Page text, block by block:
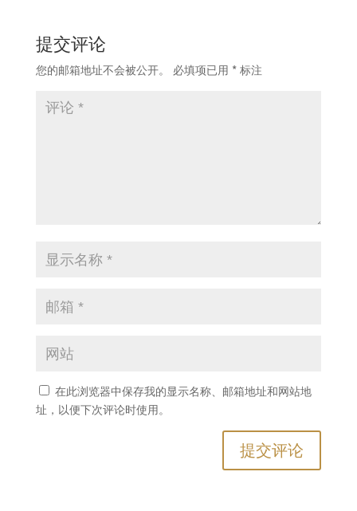
提交评论
您的邮箱地址不会被公开。 必填项已用 *标注
在此浏览器中保存我的显示名称、邮箱地址和网站地
址，以便下次评论时使用。